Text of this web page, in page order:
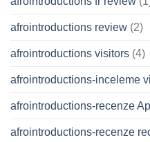
afrointroductions review (2)
afrointroductions visitors (4)
afrointroductions-inceleme
afrointroductions-recenze
afrointroductions-recenze